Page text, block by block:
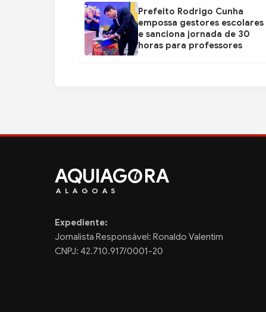
Prefeito Rodrigo Cunha
empossa gestores escolares
e sanciona jornada de 30
horas para professores
AQUIAG RA
ALAGOAS
Expediente:
Jornalista Responsável: Ronaldo Valentim
CNPJ: 42.710.917/0001-20